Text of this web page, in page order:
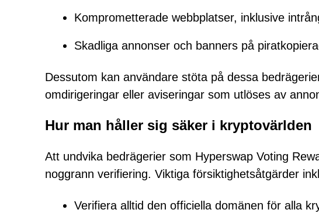
Komprometterade webbplatser, inklusive
Skadliga annonser och banners på
Dessutom kan användare stöta på dessa
omdirigeringar eller aviseringar som utlöses av
Hur man håller sig säker i kryptovärlden
Att undvika bedrägerier som Hyperswap Voting
noggrann verifiering. Viktiga försiktighetsåtgärder
Verifiera alltid den officiella domänen för alla